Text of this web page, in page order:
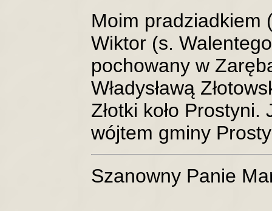
Moim pradziadkiem
Wiktor (s.
pochowany w
Władysławą
Złotki koło
wójtem gminy
Szanowny Panie